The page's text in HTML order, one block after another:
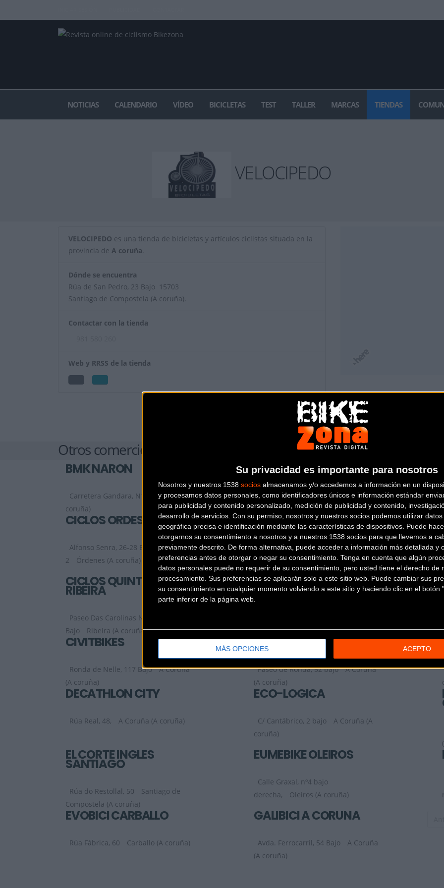
Su privacidad es importante para nosotros
Nosotros y nuestros 1538 socios almacenamos y/o accedemos a información en un
y procesamos datos personales, como identificadores únicos e información estándar
para publicidad y contenido personalizado, medición de publicidad y contenido,
desarrollo de servicios. Con su permiso, nosotros y nuestros socios podemos utilizar
geográfica precisa e identificación mediante las características de dispositivos. Puede
otorgarnos su consentimiento a nosotros y a nuestros 1538 socios para que llevemos a
previamente descrito. De forma alternativa, puede acceder a información más detallada y
preferencias antes de otorgar o negar su consentimiento. Tenga en cuenta que algún
datos personales puede no requerir de su consentimiento, pero usted tiene el derecho de
procesamiento. Sus preferencias se aplicarán solo a este sitio web. Puede cambiar sus
su consentimiento en cualquier momento volviendo a este sitio y haciendo clic en el botón
parte inferior de la página web.
MÁS OPCIONES ACEPTO
NOTICIAS CALENDARIO VÍDEO BICICLETAS TEST TALLER MARCAS TIENDAS
VELOCIPEDO
VELOCIPEDO es una tienda de bicicletas y artículos ciclistas situada en la
provincia de A coruña.
Dónde se encuentra
Rúa de San Pedro, 23 Bajo 15703
Santiago de Compostela (A coruña).
Contactar con la tienda
Web y RRSS de la tienda
¿Eres el propietario de esta tienda? Descubre cómohacerte tienda Premium para
Otros comercios
BMK NARÓN
Carretera Gandara, N13
Narón (A
coruña)
CASA GROBAS
Santigo, 2 Padrón (A coruña)
CICLOS ORDES
Alfonso Senra, 26-28 Bajo
2
Órdenes (A coruña)
CICLOS QUINTENA A
CORUÑA
C/. Pasteur, 7 Bis
A Coruña (A
coruña)
CICLOS QUINTENA
RIBEIRA
Paseo Das Carolinas Nº14
Bajo
Ribeira (A coruña)
CICLOS ROCA
CIVITBIKES
Ronda de Nelle, 117 Bajo
A Coruña
(A coruña)
COCOBICIS
Paseo de Ronda, 52 bajo
A Coruña
(A coruña)
DECATHLON CITY
Rúa Real, 48, A Coruña (A coruña)
ECO-LOGICA
C/ Cantábrico, 2 bajo
A Coruña (A
coruña)
EL CORTE INGLES
SANTIAGO
Rúa do Restollal, 50
Santiago de
Compostela (A coruña)
EUMEBIKE OLEIROS
Calle Graxal, nº4 bajo
derecha,
Oleiros (A coruña)
EVOBICI CARBALLO
Rúa Fábrica, 60 Carballo (A coruña)
GALIBICI A CORUÑA
Avda. Ferrocarril, 54 Bajo
A Coruña
(A coruña)